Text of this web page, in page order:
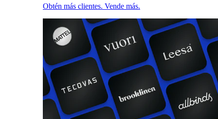
Obtén más clientes. Vende más.